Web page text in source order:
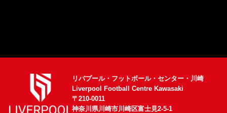
リバプール・フットボール・センター・川崎
Liverpool Football Centre Kawasaki
〒210-0011
神奈川県川崎市川崎区富士見2-5-1